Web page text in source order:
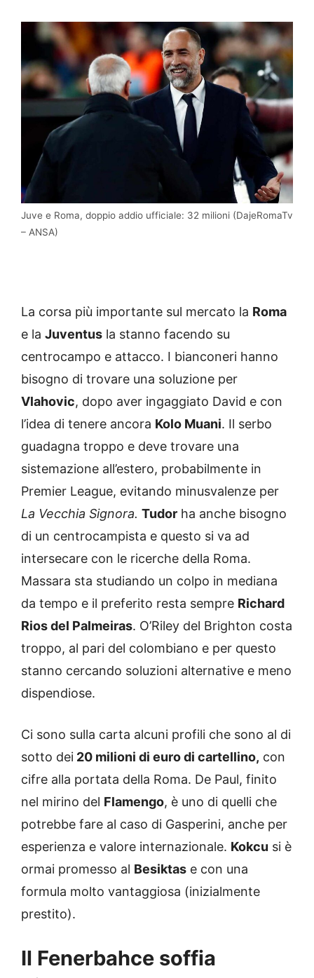
Juve e Roma, doppio addio ufficiale: 32 milioni (DajeRomaTv
– ANSA)
La corsa più importante sul mercato la Roma
e la Juventus la stanno facendo su
centrocampo e attacco. I bianconeri hanno
bisogno di trovare una soluzione per
Vlahovic, dopo aver ingaggiato David e con
l’idea di tenere ancora Kolo Muani. Il serbo
guadagna troppo e deve trovare una
sistemazione all’estero, probabilmente in
Premier League, evitando minusvalenze per
La Vecchia Signora. Tudor ha anche bisogno
di un centrocampista e questo si va ad
intersecare con le ricerche della Roma.
Massara sta studiando un colpo in mediana
da tempo e il preferito resta sempre Richard
Rios del Palmeiras. O’Riley del Brighton costa
troppo, al pari del colombiano e per questo
stanno cercando soluzioni alternative e meno
dispendiose.
Ci sono sulla carta alcuni profili che sono al di
sotto dei 20 milioni di euro di cartellino, con
cifre alla portata della Roma. De Paul, finito
nel mirino del Flamengo, è uno di quelli che
potrebbe fare al caso di Gasperini, anche per
esperienza e valore internazionale. Kokcu si è
ormai promesso al Besiktas e con una
formula molto vantaggiosa (inizialmente
prestito).
Il Fenerbahce soffia